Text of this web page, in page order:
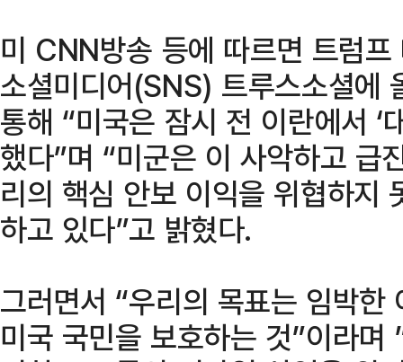
미 CNN방송 등에 따르면 트럼
소셜미디어(SNS) 트루스소셜에
통해 “미국은 잠시 전 이란에서 ‘
했다”며 “미군은 이 사악하고 급
리의 핵심 안보 이익을 위협하지
하고 있다”고 밝혔다.
그러면서 “우리의 목표는 임박한
미국 국민을 보호하는 것”이라